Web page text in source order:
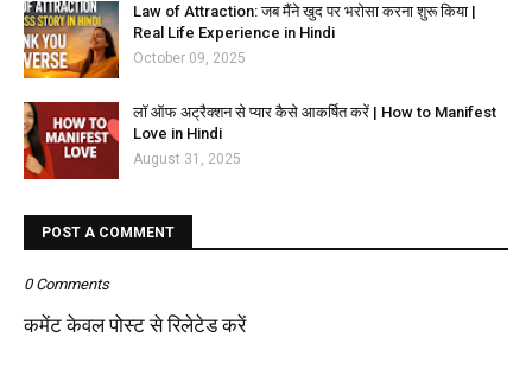
Law of Attraction: जब मैंने खुद पर भरोसा करना शुरू किया |
Real Life Experience in Hindi
October 09, 2025
लॉ ऑफ अट्रैक्शन से प्यार कैसे आकर्षित करें | How to Manifest
Love in Hindi
August 31, 2025
POST A COMMENT
0 Comments
कमेंट केवल पोस्ट से रिलेटेड करें